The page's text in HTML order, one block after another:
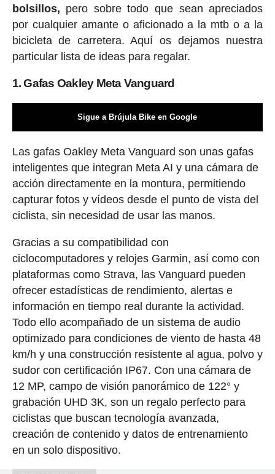
bolsillos, pero sobre todo que sean apreciados
por cualquier amante o aficionado a la mtb o a la
bicicleta de carretera. Aquí os dejamos nuestra
particular lista de ideas para regalar.
1. Gafas Oakley Meta Vanguard
Sigue a Brújula Bike en Google
Las gafas Oakley Meta Vanguard son unas gafas
inteligentes que integran Meta AI y una cámara de
acción directamente en la montura, permitiendo
capturar fotos y vídeos desde el punto de vista del
ciclista, sin necesidad de usar las manos.
Gracias a su compatibilidad con
ciclocomputadores y relojes Garmin, así como con
plataformas como Strava, las Vanguard pueden
ofrecer estadísticas de rendimiento, alertas e
información en tiempo real durante la actividad.
Todo ello acompañado de un sistema de audio
optimizado para condiciones de viento de hasta 48
km/h y una construcción resistente al agua, polvo y
sudor con certificación IP67. Con una cámara de
12 MP, campo de visión panorámico de 122° y
grabación UHD 3K, son un regalo perfecto para
ciclistas que buscan tecnología avanzada,
creación de contenido y datos de entrenamiento
en un solo dispositivo.